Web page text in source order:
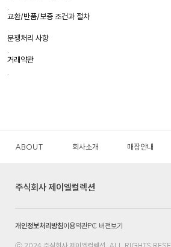
교환/반품/보증 조건과 절차
분쟁처리 사항
거래약관
ABOUT 회사소개 매장안내
주식회사 제이엘컬렉션
개인정보처리방침이용약관PC 버전보기